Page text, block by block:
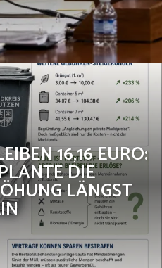
16,16 EURO:
DIE
LÄNGST